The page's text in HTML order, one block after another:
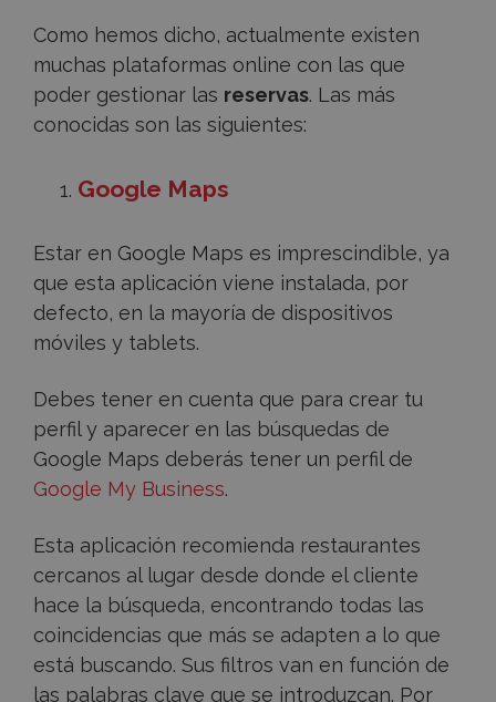
Como hemos dicho, actualmente existen
muchas plataformas online con las que
poder gestionar las reservas. Las más
conocidas son las siguientes:
Google Maps
Estar en Google Maps es imprescindible, ya
que esta aplicación viene instalada, por
defecto, en la mayoría de dispositivos
móviles y tablets.
Debes tener en cuenta que para crear tu
perfil y aparecer en las búsquedas de
Google Maps deberás tener un perfil de
Google My Business.
Esta aplicación recomienda restaurantes
cercanos al lugar desde donde el cliente
hace la búsqueda, encontrando todas las
coincidencias que más se adapten a lo que
está buscando. Sus filtros van en función de
las palabras clave que se introduzcan. Por